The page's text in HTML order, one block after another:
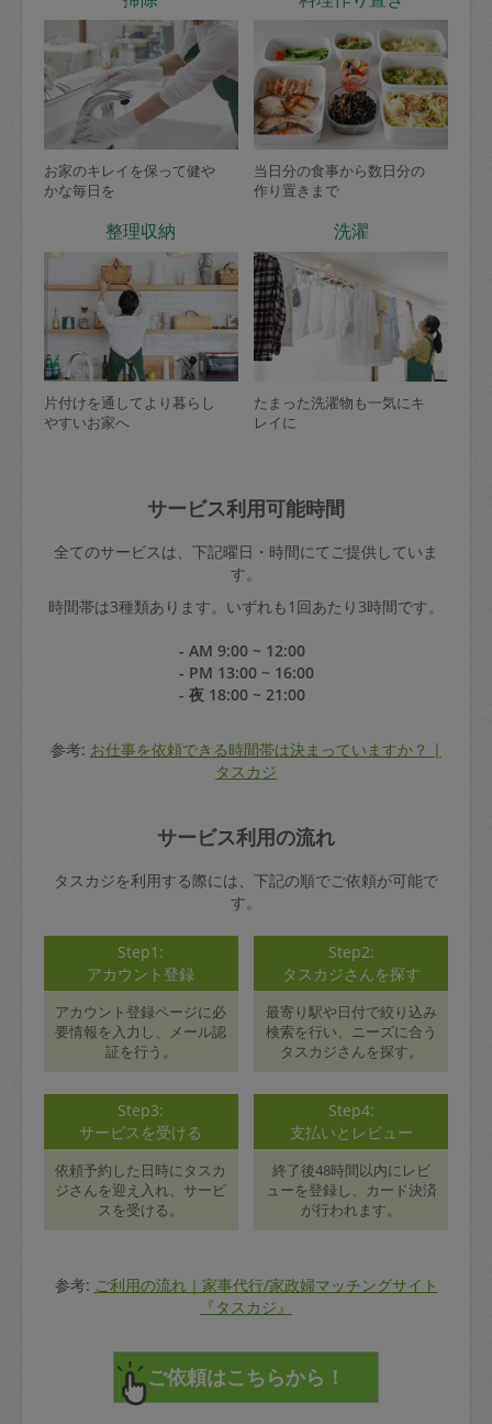
お家のキレイを保って健や
かな毎日を
当日分の食事から数日分の
作り置きまで
整理収納
片付けを通してより暮らし
やすいお家へ
洗濯
たまった洗濯物も一気にキ
レイに
サービス利用可能時間
全てのサービスは、下記曜日・時間にてご提供していま
す。
時間帯は3種類あります。いずれも1回あたり3時間です。
- AM 9:00 ~ 12:00
- PM 13:00 ~ 16:00
- 夜 18:00 ~ 21:00
参考: お仕事を依頼できる時間帯は決まっていますか？ |
タスカジ
サービス利用の流れ
タスカジを利用する際には、下記の順でご依頼が可能で
す。
Step1:
アカウント登録
アカウント登録ページに必
要情報を入力し、メール認
証を行う。
Step2:
タスカジさんを探す
最寄り駅や日付で絞り込み
検索を行い、ニーズに合う
タスカジさんを探す。
Step3:
サービスを受ける
依頼予約した日時にタスカ
ジさんを迎え入れ、サービ
スを受ける。
Step4:
支払いとレビュー
終了後48時間以内にレビ
ューを登録し、カード決済
が行われます。
参考: ご利用の流れ｜家事代行/家政婦マッチングサイト
『タスカジ』